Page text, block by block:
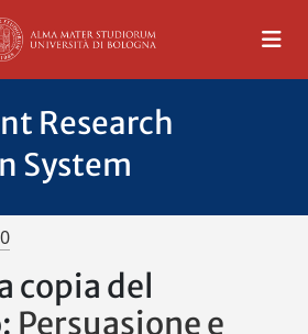
Research
System
copia del
Persuasione e